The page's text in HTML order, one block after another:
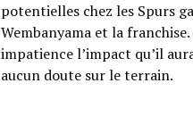
potentielles chez les Spurs
Wembanyama et la
impatience l’impact qu’il
aucun doute sur le terrain.